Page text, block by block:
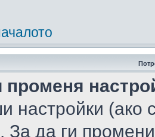
променя
настройки (ако
За да ги